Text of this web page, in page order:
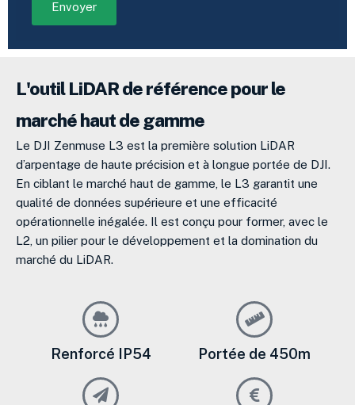
L'outil LiDAR de référence pour le
marché haut de gamme
Le DJI Zenmuse L3 est la première solution LiDAR
d’arpentage de haute précision et à longue portée de DJI.
En ciblant le marché haut de gamme, le L3 garantit une
qualité de données supérieure et une efficacité
opérationnelle inégalée. Il est conçu pour former, avec le
L2, un pilier pour le développement et la domination du
marché du LiDAR.
Renforcé IP54 Portée de 450m